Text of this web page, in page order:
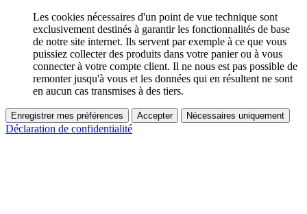
Les cookies nécessaires d'un point de vue technique sont
exclusivement destinés à garantir les fonctionnalités de base
de notre site internet. Ils servent par exemple à ce que vous
puissiez collecter des produits dans votre panier ou à vous
connecter à votre compte client. Il ne nous est pas possible de
remonter jusqu'à vous et les données qui en résultent ne sont
en aucun cas transmises à des tiers.
Enregistrer mes préférences Accepter Nécessaires uniquement
Déclaration de confidentialité